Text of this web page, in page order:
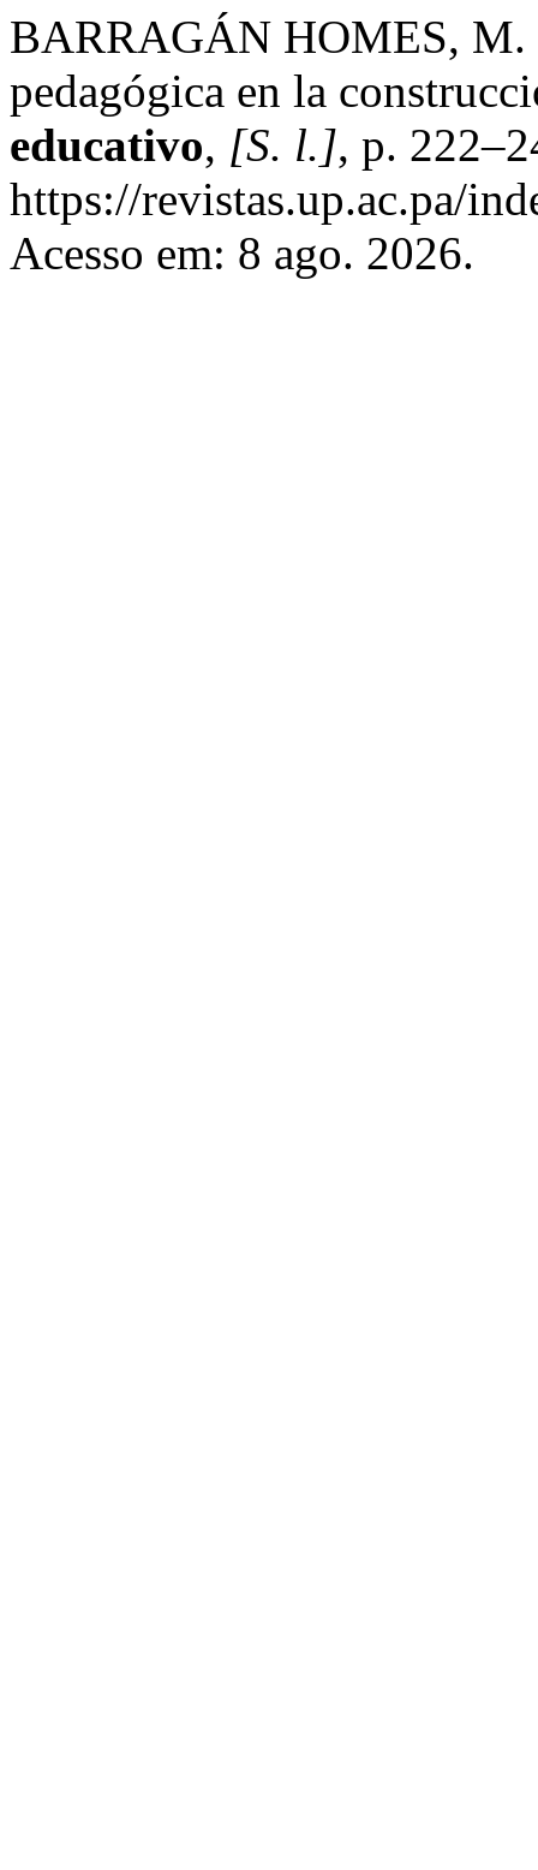
BARRAGÁN HOMES, M.
pedagógica en la
educativo, [S. l.], p.
https://revistas.up.ac.pa/
Acesso em: 8 ago. 2026.